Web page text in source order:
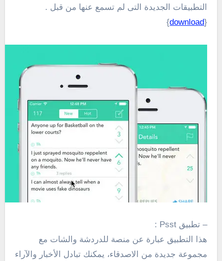
التطبيقات الجديدة التى لم تسمع عنها من قبل .
{
download
}
– تطبيق Psst :
هذا التطبيق عبارة عن منصة للدردشة والشات مع
مجموعة جديدة من الاصدقاء، يمكنك تبادل الأخبار والآراء